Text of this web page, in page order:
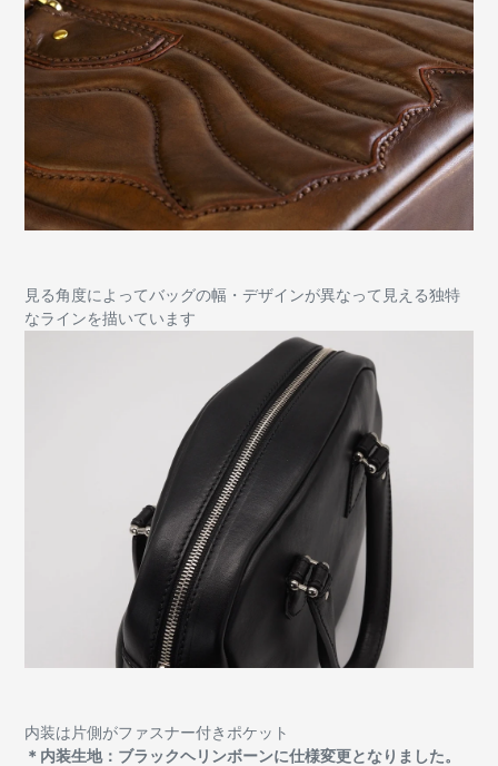
見る角度によってバッグの幅・デザインが異なって見える独特
なラインを描いています
内装は片側がファスナー付きポケット
＊内装生地：ブラックヘリンボーンに仕様変更となりました。